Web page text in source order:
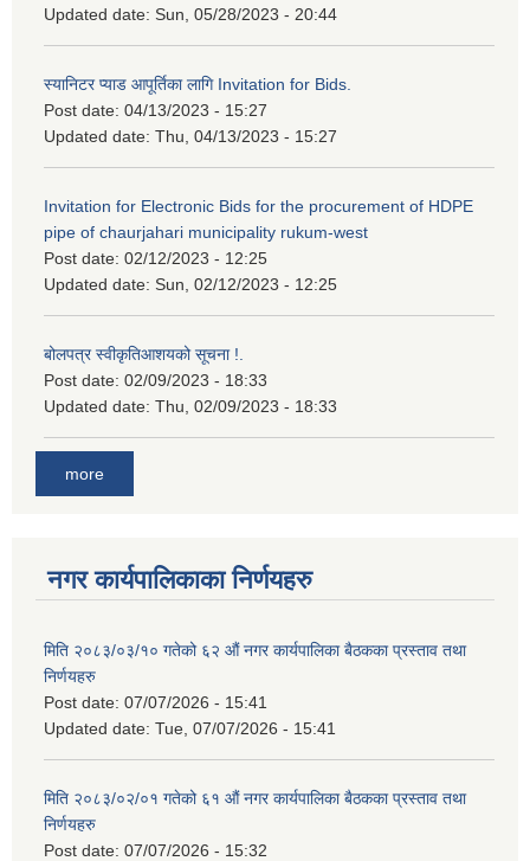
Updated date: Sun, 05/28/2023 - 20:44
स्यानिटर प्याड आपूर्तिका लागि Invitation for Bids.
Post date: 04/13/2023 - 15:27
Updated date: Thu, 04/13/2023 - 15:27
Invitation for Electronic Bids for the procurement of HDPE
pipe of chaurjahari municipality rukum-west
Post date: 02/12/2023 - 12:25
Updated date: Sun, 02/12/2023 - 12:25
बोलपत्र स्वीकृतिआशयको सूचना !.
Post date: 02/09/2023 - 18:33
Updated date: Thu, 02/09/2023 - 18:33
more
नगर कार्यपालिकाका निर्णयहरु
मिति २०८३/०३/१० गतेको ६२ औं नगर कार्यपालिका बैठकका प्रस्ताव तथा
निर्णयहरु
Post date: 07/07/2026 - 15:41
Updated date: Tue, 07/07/2026 - 15:41
मिति २०८३/०२/०१ गतेको ६१ औं नगर कार्यपालिका बैठकका प्रस्ताव तथा
निर्णयहरु
Post date: 07/07/2026 - 15:32